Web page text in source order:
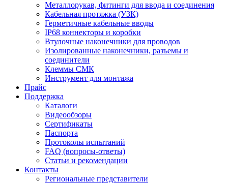
Металлорукав, фитинги для ввода и соединения
Кабельная протяжка (УЗК)
Герметичные кабельные вводы
IP68 коннекторы и коробки
Втулочные наконечники для проводов
Изолированные наконечники, разъемы и
соединители
Клеммы СМК
Инструмент для монтажа
Прайс
Поддержка
Каталоги
Видеообзоры
Сертификаты
Паспорта
Протоколы испытаний
FAQ (вопросы-ответы)
Статьи и рекомендации
Контакты
Региональные представители